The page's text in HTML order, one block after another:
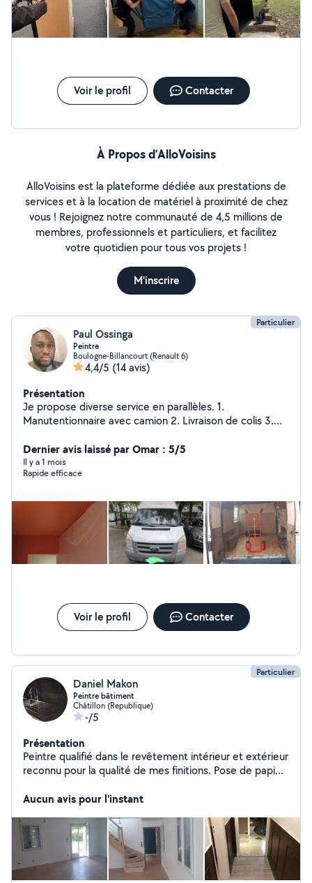
Débarras sur mesure : Intervention discrète et efficace
pour maisons, appartements, caves, garages ou locaux
professionnels, avec remise en état soignée. ~ Montage
matériaux. Nos engagements : ~ Engagement
d'excellence ~ Ponctualité irréprochable ~ Devis
transparent ~ Matériel professionnel Pour toute
nous contacter. Intervention partout en Île-de-France.
Voir le profil Contacter
À Propos d’AlloVoisins
AlloVoisins est la plateforme dédiée aux prestations de
services et à la location de matériel à proximité de chez
vous ! Rejoignez notre communauté de 4,5 millions de
membres, professionnels et particuliers, et facilitez
votre quotidien pour tous vos projets !
M'inscrire
Particulier
Paul Ossinga
Peintre
Boulogne-Billancourt (Renault 6)
4,4/5 (14 avis)
Présentation
Je propose diverse service en parallèles. 1.
Manutentionnaire avec camion 2. Livraison de colis 3.
Dernier avis laissé par Omar : 5/5
Il y a 1 mois
Rapide efficace
Voir le profil Contacter
Particulier
Daniel Makon
Peintre bâtiment
Châtillon (Republique)
-/5
Présentation
Peintre qualifié dans le revêtement intérieur et extérieur
reconnu pour la qualité de mes finitions. Pose de papier
Aucun avis pour l'instant